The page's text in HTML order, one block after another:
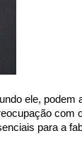
ele, podem
com
para a